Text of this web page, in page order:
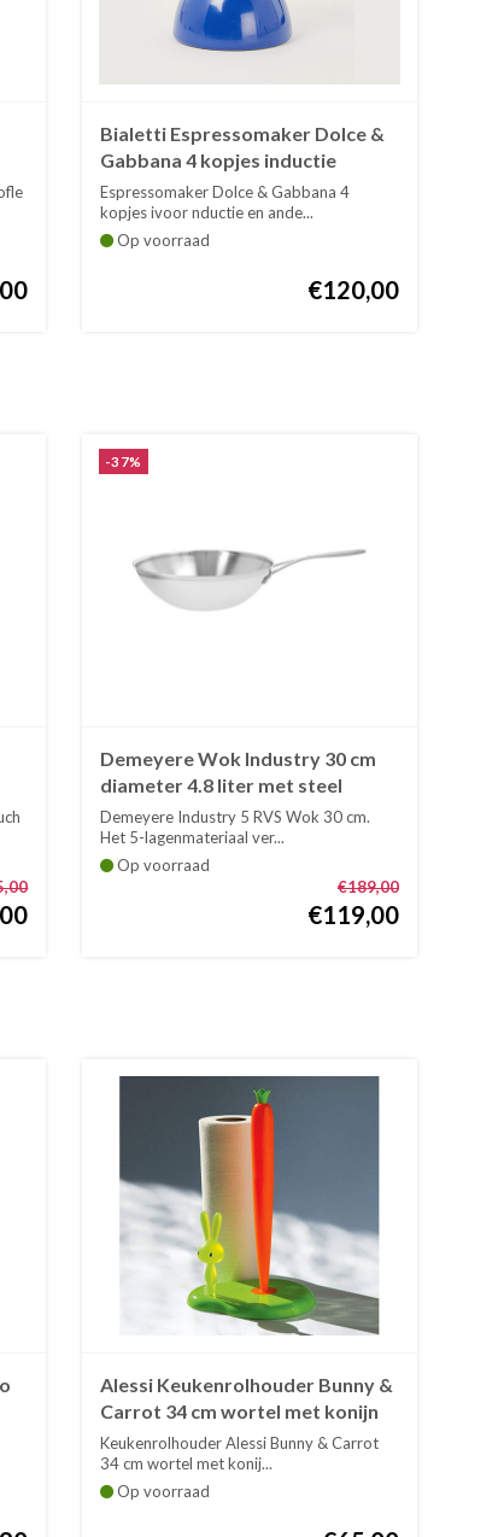
Bialetti Espressomaker Dolce &
Gabbana 4 kopjes inductie
Espressomaker Dolce & Gabbana 4
kopjes ivoor nductie en ande...
Op voorraad
€120,00
-37%
Demeyere Wok Industry 30 cm
diameter 4.8 liter met steel
Demeyere Industry 5 RVS Wok 30 cm.
Het 5-lagenmateriaal ver...
Op voorraad
€189,00
€119,00
Alessi Keukenrolhouder Bunny &
Carrot 34 cm wortel met konijn
oranje groen
Keukenrolhouder Alessi Bunny & Carrot
34 cm wortel met konij...
Op voorraad